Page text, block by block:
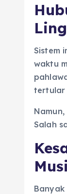
Sistem
waktu
tertular
Salah